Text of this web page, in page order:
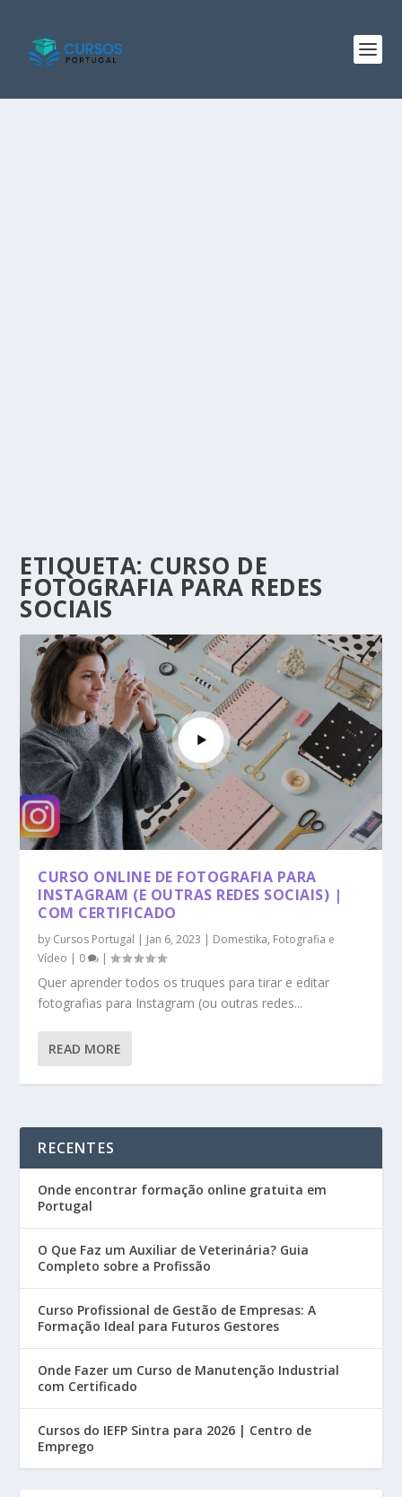
ETIQUETA: CURSO DE
FOTOGRAFIA PARA REDES
SOCIAIS
CURSO ONLINE DE FOTOGRAFIA PARA
INSTAGRAM (E OUTRAS REDES SOCIAIS) |
COM CERTIFICADO
by Cursos Portugal Jan 6, 2023 Domestika, Fotografia e
Vídeo
0 |
Quer aprender todos os truques para tirar e editar
fotografias para Instagram (ou outras redes...
READ MORE
RECENTES
Onde encontrar formação online gratuita em
Portugal
O Que Faz um Auxiliar de Veterinária? Guia
Completo sobre a Profissão
Curso Profissional de Gestão de Empresas: A
Formação Ideal para Futuros Gestores
Onde Fazer um Curso de Manutenção Industrial
com Certificado
Cursos do IEFP Sintra para 2026 | Centro de
Emprego